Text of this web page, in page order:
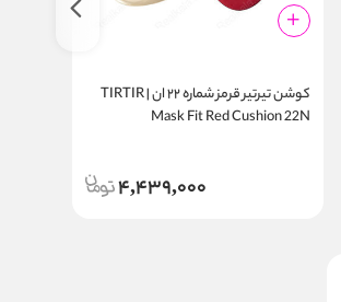
کوشن تیرتیر قرمز شماره ۲۲ ان | TIRTIR
Mask Fit Red Cushion 22N
4,439,000